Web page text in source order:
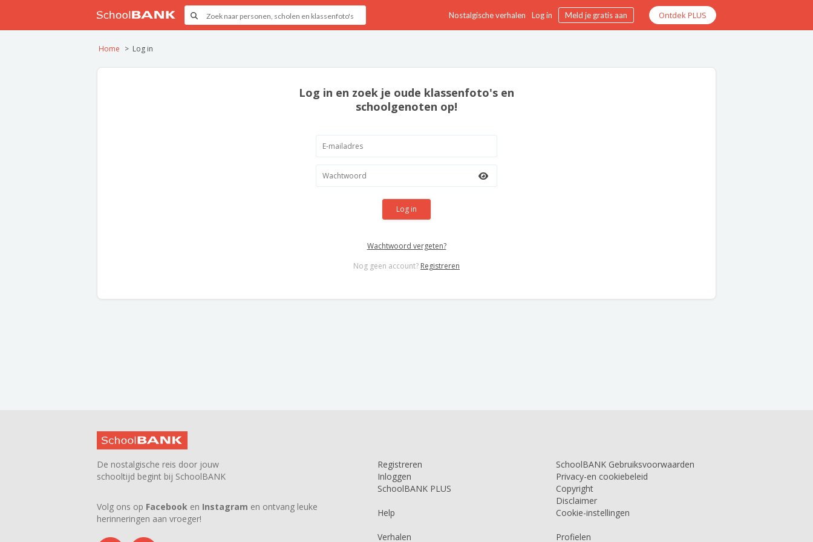
Nostalgische verhalen Log in Meld je gratis aan Ontdek PLUS
Home Log in
Log in en zoek je oude klassenfoto's en
schoolgenoten op!
Log in
Wachtwoord vergeten?
Nog geen account? Registreren
De nostalgische reis door jouw
schooltijd begint bij SchoolBANK
Volg ons op Facebook en Instagram en ontvang leuke
herinneringen aan vroeger!
Registreren
Inloggen
SchoolBANK PLUS
Help
Verhalen
SchoolBANK Gebruiksvoorwaarden
Privacy-en cookiebeleid
Copyright
Disclaimer
Cookie-instellingen
Profielen